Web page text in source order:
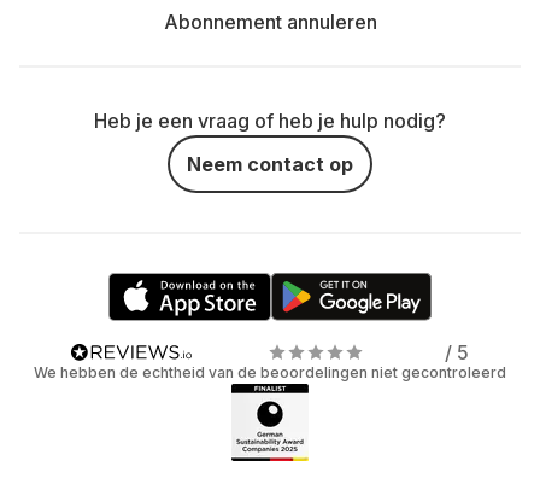
Abonnement annuleren
Heb je een vraag of heb je hulp nodig?
Neem contact op
/ 5
We hebben de echtheid van de beoordelingen niet gecontroleerd